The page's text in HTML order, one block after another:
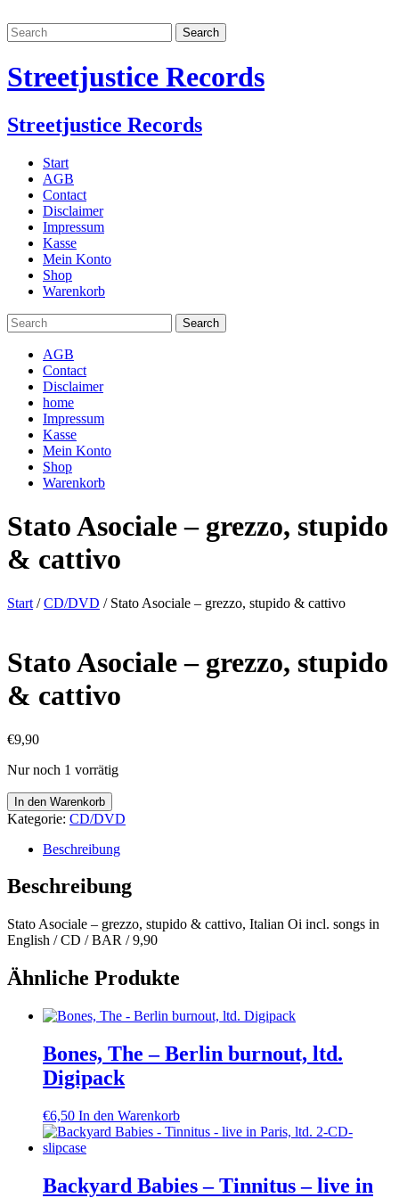
Streetjustice Records
Streetjustice Records
Start
AGB
Contact
Disclaimer
Impressum
Kasse
Mein Konto
Shop
Warenkorb
AGB
Contact
Disclaimer
home
Impressum
Kasse
Mein Konto
Shop
Warenkorb
Stato Asociale – grezzo, stupido
& cattivo
Start /CD/DVD / Stato Asociale – grezzo, stupido & cattivo
Stato Asociale – grezzo, stupido
& cattivo
€9,90
Nur noch 1 vorrätig
Stato
Asociale
grezzo,
&
cattivo
In den Warenkorb
Kategorie: CD/DVD
Beschreibung
Beschreibung
Stato Asociale – grezzo, stupido & cattivo, Italian Oi incl. songs in
English / CD / BAR / 9,90
Ähnliche Produkte
Bones, The – Berlin burnout, ltd.
Digipack
€6,50 In den Warenkorb
Backyard Babies – Tinnitus – live in